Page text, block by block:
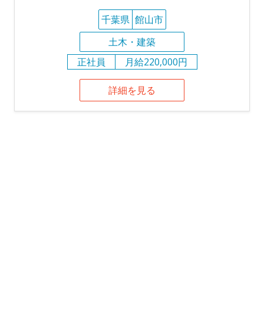
千葉県 館山市
土木・建築
正社員
月給220,000円
詳細を見る